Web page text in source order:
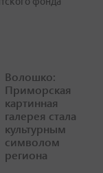
Волошко:
Приморская
картинная
галерея стала
культурным
символом
региона